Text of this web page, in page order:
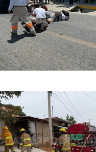
perspectiva de género.
Mayo 27 l 9 Visitas